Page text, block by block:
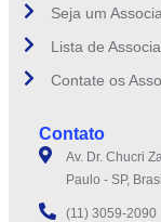
Seja um
Lista de
Contate os
Contato
Av. Dr. Chucri
Paulo - SP,
(11) 3059-2090